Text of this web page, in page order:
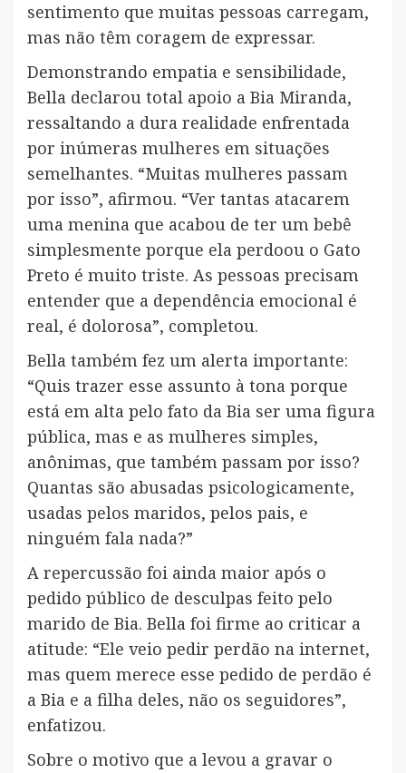
sentimento que muitas pessoas carregam,
mas não têm coragem de expressar.
Demonstrando empatia e sensibilidade,
Bella declarou total apoio a Bia Miranda,
ressaltando a dura realidade enfrentada
por inúmeras mulheres em situações
semelhantes. “Muitas mulheres passam
por isso”, afirmou. “Ver tantas atacarem
uma menina que acabou de ter um bebê
simplesmente porque ela perdoou o Gato
Preto é muito triste. As pessoas precisam
entender que a dependência emocional é
real, é dolorosa”, completou.
Bella também fez um alerta importante:
“Quis trazer esse assunto à tona porque
está em alta pelo fato da Bia ser uma figura
pública, mas e as mulheres simples,
anônimas, que também passam por isso?
Quantas são abusadas psicologicamente,
usadas pelos maridos, pelos pais, e
ninguém fala nada?”
A repercussão foi ainda maior após o
pedido público de desculpas feito pelo
marido de Bia. Bella foi firme ao criticar a
atitude: “Ele veio pedir perdão na internet,
mas quem merece esse pedido de perdão é
a Bia e a filha deles, não os seguidores”,
enfatizou.
Sobre o motivo que a levou a gravar o